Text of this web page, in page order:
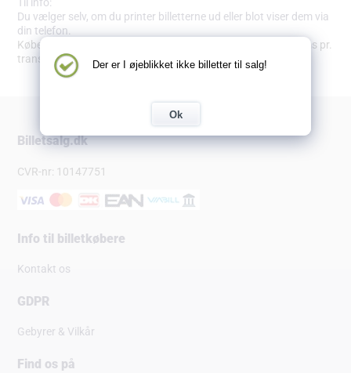
Du vælger selv, om du printer billetterne ud eller blot viser dem via
din telefon.
Købet bliver pålagt en adm. omkostning på 9,89 kr. inkl. moms pr.
transaktion.
Der er I øjeblikket ikke billetter til salg!
Ok
Billetsalg.dk
CVR-nr: 10147751
Info til billetkøbere
Kontakt os
GDPR
Gebyrer & Vilkår
Find os på